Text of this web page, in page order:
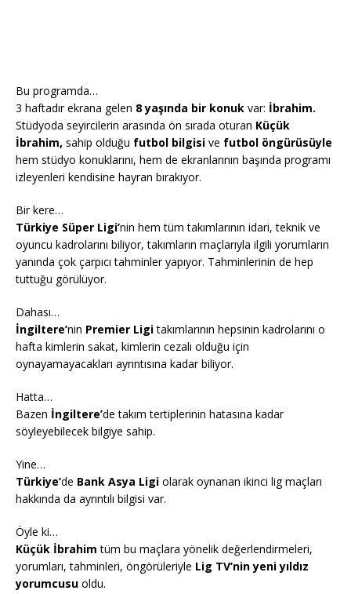
Bu programda…
3 haftadır ekrana gelen 8 yaşında bir konuk var: İbrahim.
Stüdyoda seyircilerin arasında ön sırada oturan Küçük
İbrahim, sahip olduğu futbol bilgisi ve futbol öngürüsüyle
hem stüdyo konuklarını, hem de ekranlarının başında programı
izleyenleri kendisine hayran bırakıyor.
Bir kere…
Türkiye Süper Ligi’nin hem tüm takımlarının idari, teknik ve
oyuncu kadrolarını biliyor, takımların maçlarıyla ilgili yorumların
yanında çok çarpıcı tahminler yapıyor. Tahminlerinin de hep
tuttuğu görülüyor.
Dahası…
İngiltere’nin Premier Ligitakımlarının hepsinin kadrolarını o
hafta kimlerin sakat, kimlerin cezalı olduğu için
oynayamayacakları ayrıntısına kadar biliyor.
Hatta…
Bazen İngiltere’de takım tertiplerinin hatasına kadar
söyleyebilecek bilgiye sahip.
Yine…
Türkiye’de Bank Asya Ligi olarak oynanan ikinci lig maçları
hakkında da ayrıntılı bilgisi var.
Öyle ki…
Küçük İbrahim tüm bu maçlara yönelik değerlendirmeleri,
yorumları, tahminleri, öngörüleriyle Lig TV’nin yeni yıldız
yorumcusu oldu.